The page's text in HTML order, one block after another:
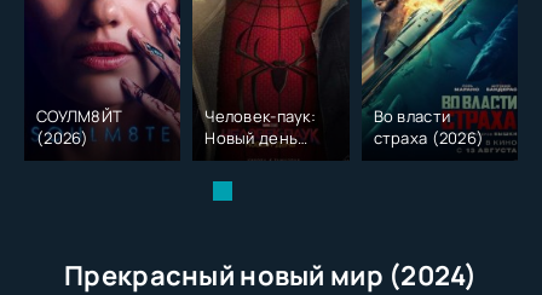
СОУЛМ8ЙТ
(2026)
Человек-паук:
Новый день
(2026)
Во власти
страха (2026)
Прекрасный новый мир (2024)